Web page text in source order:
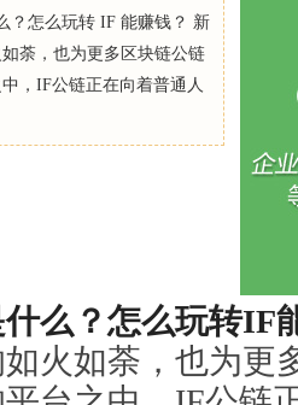
？怎么玩转 IF 能赚钱？ 新
荼，也为更多区块链公链
，IF公链正在向着普通人
么？怎么玩转IF
火如荼，也为更